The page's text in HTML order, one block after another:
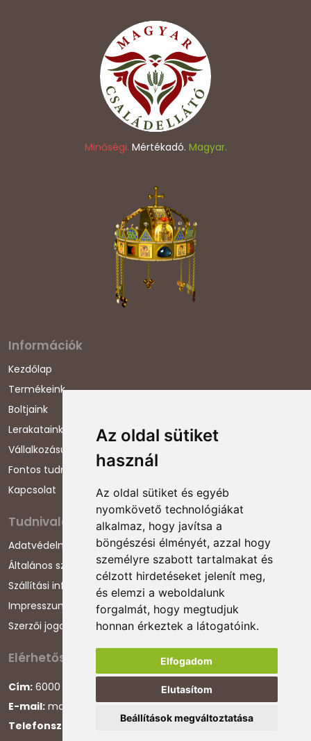
Az oldal sütiket
használ
Az oldal sütiket és egyéb
nyomkövető technológiákat
alkalmaz, hogy javítsa a
böngészési élményét, azzal hogy
személyre szabott tartalmakat és
célzott hirdetéseket jelenít meg,
és elemzi a weboldalunk
forgalmát, hogy megtudjuk
honnan érkeztek a látogatóink.
Elfogadom
Elutasítom
Beállítások megváltoztatása
Minőségi. Mértékadó. Magyar.
Információk
Kezdőlap
Termékeink
Boltjaink
Lerakataink
Vállalkozásunkról
Fontos tudnivalók
Kapcsolat
Tudnivalók
Adatvédelmi nyilatkozat
Általános szerződési feltételek
Szállítási információk
Impresszum
Szerzői jogok
Elérhetőségeink
Cím: 6000 Kecskemét, Darázs utca 1.
E-mail: magyarcsaladellato@gmail.com
Telefonszám:
+36 30 868 88 75